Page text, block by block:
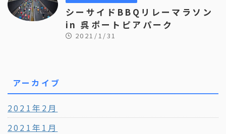
シーサイドBBQリレーマラソン
in 呉ポートピアパーク
2021/1/31
アーカイブ
2021年2月
2021年1月